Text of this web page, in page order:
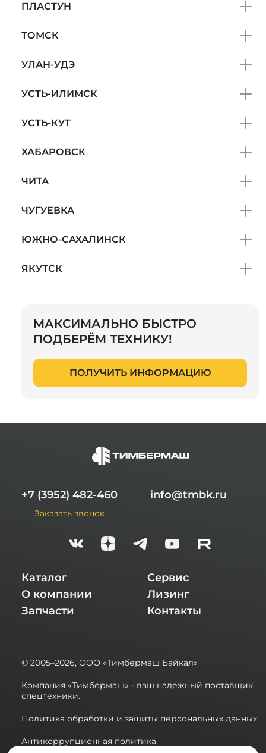
ПЛАСТУН
ТОМСК
УЛАН-УДЭ
УСТЬ-ИЛИМСК
УСТЬ-КУТ
ХАБАРОВСК
ЧИТА
ЧУГУЕВКА
ЮЖНО-САХАЛИНСК
ЯКУТСК
МАКСИМАЛЬНО БЫСТРО
ПОДБЕРЁМ ТЕХНИКУ!
ПОЛУЧИТЬ ИНФОРМАЦИЮ
+7 (3952) 482-460
Заказать звонок
info@tmbk.ru
Каталог
О компании
Запчасти
Сервис
Лизинг
Контакты
© 2005–2026, ООО «Тимбермаш Байкал»
Компания «Тимбермаш» - ваш надежный поставщик
спецтехники.
Политика обработки и защиты персональных данных
Антикоррупционная политика